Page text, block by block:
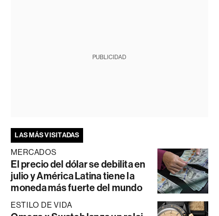
PUBLICIDAD
LAS MÁS VISITADAS
MERCADOS
El precio del dólar se debilita en
julio y América Latina tiene la
moneda más fuerte del mundo
ESTILO DE VIDA